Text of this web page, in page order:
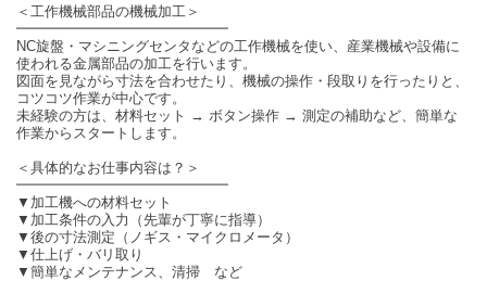
＜工作機械部品の機械加工＞
━━━━━━━━━━━━━━━
NC旋盤・マシニングセンタなどの工作機械を使い、産業機械や設備に
使われる金属部品の加工を行います。
図面を見ながら寸法を合わせたり、機械の操作・段取りを行ったりと、
コツコツ作業が中心です。
未経験の方は、材料セット → ボタン操作 → 測定の補助など、簡単な
作業からスタートします。
＜具体的なお仕事内容は？＞
━━━━━━━━━━━━━━━
▼加工機への材料セット
▼加工条件の入力（先輩が丁寧に指導）
▼後の寸法測定（ノギス・マイクロメータ）
▼仕上げ・バリ取り
▼簡単なメンテナンス、清掃 など